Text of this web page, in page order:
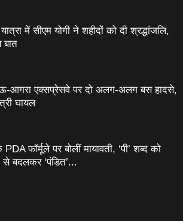
यात्रा में सीएम योगी ने शहीदों को दी श्रद्धांजलि,
बात
आगरा एक्सप्रेसवे पर दो अलग-अलग बस हादसे,
घायल
फॉर्मूले पर बोलीं मायावती, ‘पी’ शब्द को
से बदलकर ‘पंडित’...